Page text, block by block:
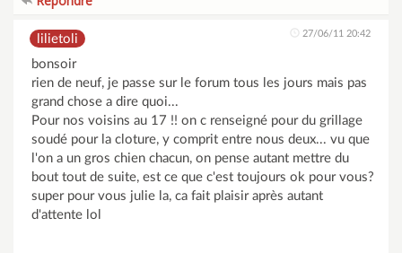
lilietoli 27/06/11 20:42
bonsoir
rien de neuf, je passe sur le forum tous les jours mais pas
grand chose a dire quoi...
Pour nos voisins au 17 !! on c renseigné pour du grillage
soudé pour la cloture, y comprit entre nous deux... vu que
l'on a un gros chien chacun, on pense autant mettre du
bout tout de suite, est ce que c'est toujours ok pour vous?
super pour vous julie la, ca fait plaisir après autant
d'attente lol